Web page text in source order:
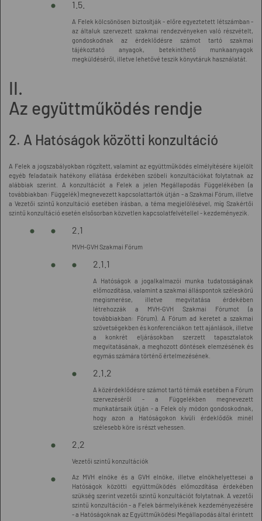
1.5.
A Felek kölcsönösen biztosítják - előre egyeztetett létszámban -
az általuk szervezett szakmai rendezvényeken való részvételt,
gondoskodnak az érdeklődésre számot tartó szakmai
tájékoztató anyagok, betekinthető munkaanyagok
megküldéséről, illetve lehetővé teszik könyvtáruk használatát.
II.
Az együttműködés rendje
2. A Hatóságok közötti konzultáció
A Felek a jogszabályokban rögzített, valamint az együttműködés elmélyítésére kijelölt
egyéb feladataik hatékony ellátása érdekében szóbeli konzultációkat folytatnak az
alábbiak szerint. A konzultációt a Felek a jelen Megállapodás Függelékében (a
továbbiakban: Függelék) megnevezett kapcsolattartók útján - a Szakmai Fórum, illetve
a Vezetői szintű konzultáció esetében írásban, a téma megjelölésével, míg Szakértői
szintű konzultáció esetén elsősorban közvetlen kapcsolatfelvétellel - kezdeményezik.
2.1
MVH-GVH Szakmai Fórum
2.1.1
A Hatóságok a jogalkalmazói munka tudatosságának
előmozdítása, valamint a szakmai álláspontok széleskörű
megismerése, illetve megvitatása érdekében
létrehozzák a MVH-GVH Szakmai Fórumot (a
továbbiakban: Fórum). A Fórum ad keretet a szakmai
szövetségekben és konferenciákon tett ajánlások, illetve
a konkrét eljárásokban szerzett tapasztalatok
megvitatásának, a meghozott döntések elemzésének és
egymás számára történő értelmezésének.
2.1.2
A közérdeklődésre számot tartó témák esetében a Fórum
szervezéséről - a Függelékben megnevezett
munkatársaik útján - a Felek oly módon gondoskodnak,
hogy azon a Hatóságokon kívüli érdeklődők minél
szélesebb köre is részt vehessen.
2.2
Vezetői szintű konzultációk
Az MVH elnöke és a GVH elnöke, illetve elnökhelyettesei a
Hatóságok közötti együttműködés előmozdítása érdekében
szükség szerint vezetői szintű konzultációt folytatnak. A vezetői
szintű konzultáción - a Felek bármelyikének kezdeményezésére
- a Hatóságoknak az Együttműködési Megállapodás által érintett